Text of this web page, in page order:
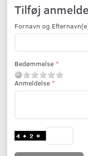
Tilføj
Fornavn og
Bedømmelse
Anmeldelse